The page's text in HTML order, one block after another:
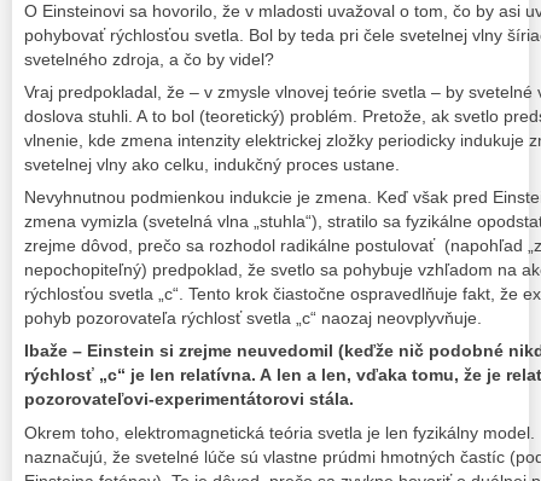
O Einsteinovi sa hovorilo, že v mladosti uvažoval o tom, čo by asi
pohybovať rýchlosťou svetla. Bol by teda pri čele svetelnej vlny
svetelného zdroja, a čo by videl?
Vraj predpokladal, že – v zmysle vlnovej teórie svetla – by
doslova stuhli. A to bol (teoretický) problém. Pretože, ak svetlo
vlnenie, kde zmena intenzity elektrickej zložky periodicky indukuje
svetelnej vlny ako celku, indukčný proces ustane.
Nevyhnutnou podmienkou indukcie je zmena. Keď však pred
zmena vymizla (svetelná vlna „stuhla“), stratilo sa fyzikálne
zrejme dôvod, prečo sa rozhodol radikálne postulovať (napohľad
nepochopiteľný) predpoklad, že svetlo sa pohybuje vzhľadom na
rýchlosťou svetla „c“. Tento krok čiastočne ospravedlňuje fakt, že
pohyb pozorovateľa rýchlosť svetla „c“ naozaj neovplyvňuje.
Ibaže – Einstein si zrejme neuvedomil (keďže nič podobné
rýchlosť „c“ je len relatívna. A len a len, vďaka tomu, že je
pozorovateľovi-experimentátorovi stála.
Okrem toho, elektromagnetická teória svetla je len fyzikálny
naznačujú, že svetelné lúče sú vlastne prúdmi hmotných častíc